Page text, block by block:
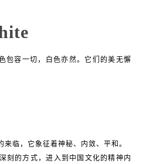
包容一切，白色亦然。它们的美无懈
临，它象征着神秘、内敛、平和。
刻的方式，进入到中国文化的精神内